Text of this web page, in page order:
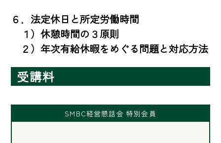
６．法定休日と所定労働時間
１）休憩時間の３原則
２）年次有給休暇をめぐる問題と対応方法
受講料
SMBC経営懇話会 特別会員